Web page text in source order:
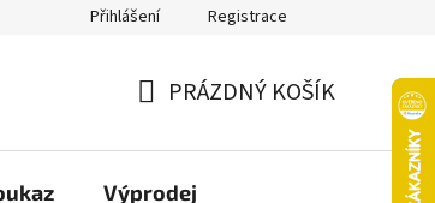
ve 14denní lhůtě Platba objednávky kartou
Přihlášení Registrace
KOŠÍK
PRÁZDNÝ KOŠÍK
Výprodej